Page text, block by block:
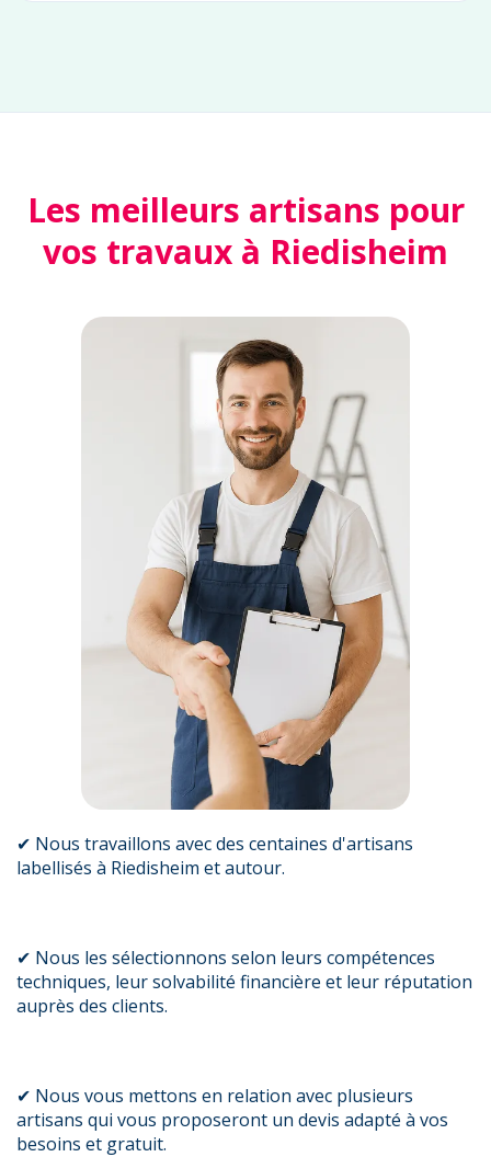
Les meilleurs artisans pour
vos travaux à Riedisheim
✔ Nous travaillons avec des centaines d'artisans
labellisés à Riedisheim et autour.
✔ Nous les sélectionnons selon leurs compétences
techniques, leur solvabilité financière et leur réputation
auprès des clients.
✔ Nous vous mettons en relation avec plusieurs
artisans qui vous proposeront un devis adapté à vos
besoins et gratuit.